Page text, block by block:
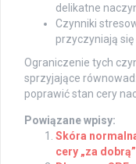
delikatne
Czynniki
przyczyniają
Ograniczenie tych
sprzyjające
poprawić stan cery
Powiązane wpisy:
Skóra
cery „za